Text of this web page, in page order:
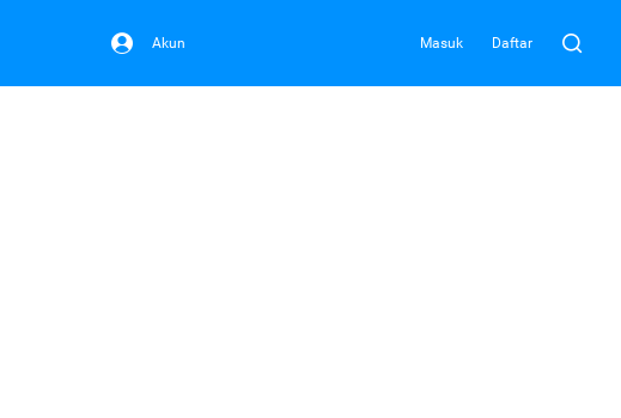
Akun Masuk Daftar